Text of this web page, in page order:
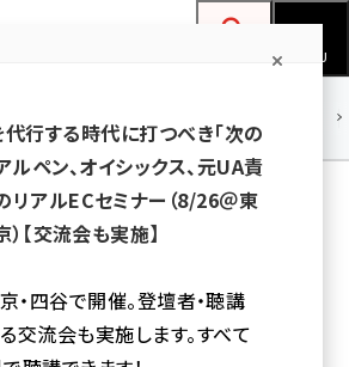
ネットショップ担当者フォーラム
MENU
われている記事の一覧
表示中
EC利用「頻度が増え
買い物「減った」が4割
言中におけるシニア世代の巣ごもり消費調査に
行する時代に打つべき「次の
ルペン、オイシックス、元UA責
リアルECセミナー（8/26＠東
）【交流会も実施】
・四谷で開催。登壇者・聴講
交流会も実施します。すべて